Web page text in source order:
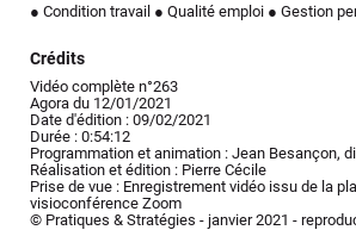
● Condition travail ● Qualité emploi ● Gestion
Crédits
Vidéo complète n°263
Agora du 12/01/2021
Date d'édition : 09/02/2021
Durée : 0:54:12
Programmation et animation : Jean Besançon,
Réalisation et édition : Pierre Cécile
Prise de vue : Enregistrement vidéo issu de la
visioconférence Zoom
© Pratiques & Stratégies - janvier 2021 -